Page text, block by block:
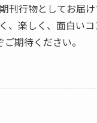
刊行物としてお届
、楽しく、面白い
期待ください。